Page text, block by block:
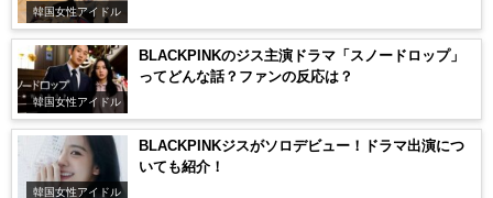
韓国女性アイドル
韓国女性アイドル
BLACKPINKのジス主演ドラマ「スノードロップ」
ってどんな話？ファンの反応は？
韓国女性アイドル
BLACKPINKジスがソロデビュー！ドラマ出演につ
いても紹介！